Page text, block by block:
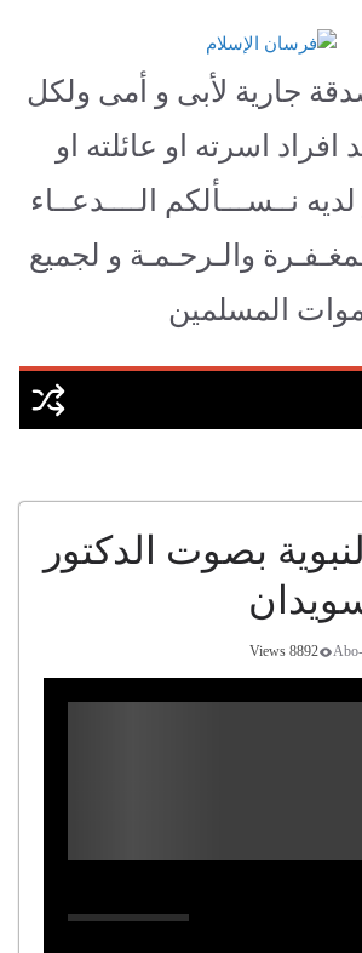
جارية لأبى و أمى ولكل
اسرته او عائلته او
نــســـألكم الــــدعــاء
والـرحـمـة و لجميع
المسلمين
بصوت الدكتور
8892 Views